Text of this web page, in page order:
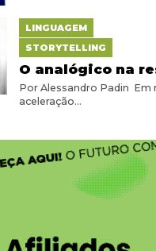
LINGUAGEM
STORYTELLING
O analógico na
Por Alessandro Padin Em
aceleração...